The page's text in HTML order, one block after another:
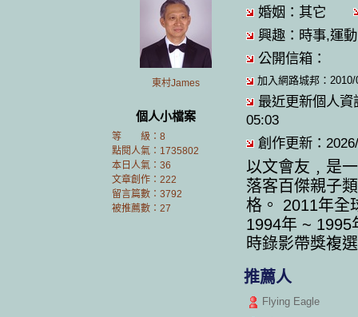
東村James
個人小檔案
等 級：8
點閱人氣：1735802
本日人氣：36
文章創作：222
留言篇數：3792
被推薦數： 27
婚姻：其它
興趣：時事,運
公開信箱：
加入網路城邦：
最近更新個人資
05:03
創作更新：
以文會友﹐是
落客百傑親子
格。 2011年全
1994年 ~ 1995
時錄影帶獎複
推薦人
Flying Eagle